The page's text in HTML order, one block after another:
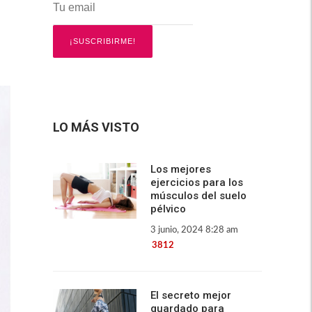
LO MÁS VISTO
Los mejores
ejercicios para los
músculos del suelo
pélvico
3 junio, 2024 8:28 am
3812
El secreto mejor
guardado para